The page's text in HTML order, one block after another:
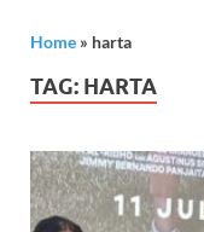
Home » harta
TAG: HARTA